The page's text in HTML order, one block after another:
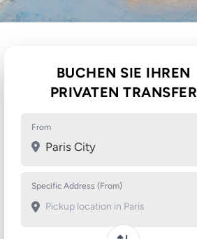
BUCHEN SIE IHREN
PRIVATEN TRANSFER
From
Paris City
Specific Address (From)